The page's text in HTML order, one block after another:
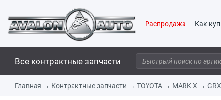
Распродажа Как
Все контрактные запчасти
Главная → Контрактные запчасти → TOYOTA → MARK X →